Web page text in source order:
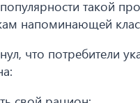
такой
напоминающей
что потребители